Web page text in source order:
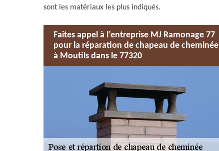
sont les matériaux les plus indiqués.
Faites appel à l’entreprise MJ Ramonage 77
pour la réparation de chapeau de cheminée
à Moutils dans le 77320